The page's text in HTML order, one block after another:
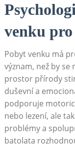
venku
Pobyt venku má
význam, než by
prostor přírody
duševní a
podporuje
nebo lezení, ale
problémy a
batolata